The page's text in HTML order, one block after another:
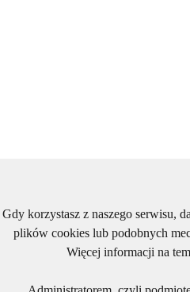
Gdy korzystasz z naszego serwisu,
plików cookies lub podobnych
Więcej informacji na